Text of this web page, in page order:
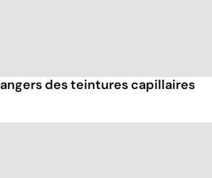
des teintures capillaires